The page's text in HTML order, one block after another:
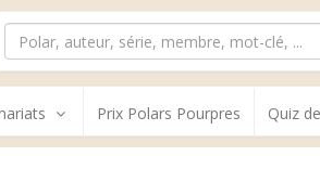
Prix Polars Pourpres Quiz